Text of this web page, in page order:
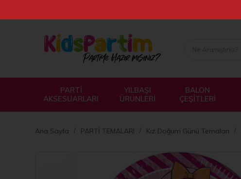
PARTİ
AKSESUARLARI
YILBAŞI
ÜRÜNLERİ
BALON
ÇEŞİTLERİ
Ana Sayfa PARTİ TEMALARI Kız Doğum Günü Temaları